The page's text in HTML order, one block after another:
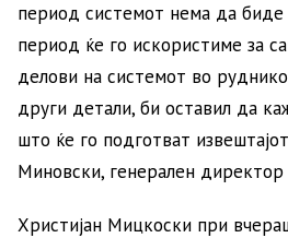
период системот нема да биде
период ќе го искористиме за
делови на системот во
други детали, би оставил да
што ќе го подготват
Миновски, генерален
Христијан Мицкоски при